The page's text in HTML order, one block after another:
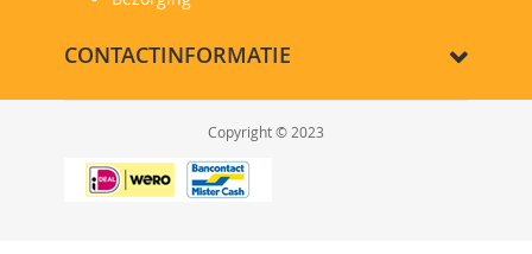
CONTACTINFORMATIE
Copyright © 2023